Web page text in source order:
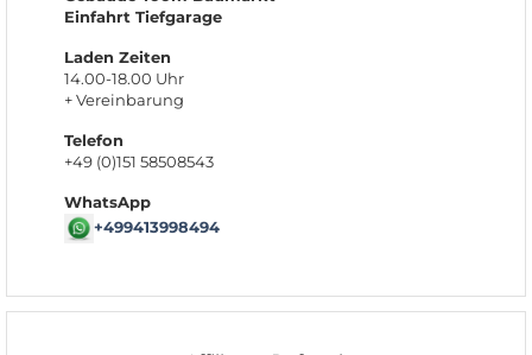
Einfahrt Tiefgarage
Laden Zeiten
14.00-18.00 Uhr
+ Vereinbarung
Telefon
+49 (0)151 58508543
WhatsApp
+499413998494